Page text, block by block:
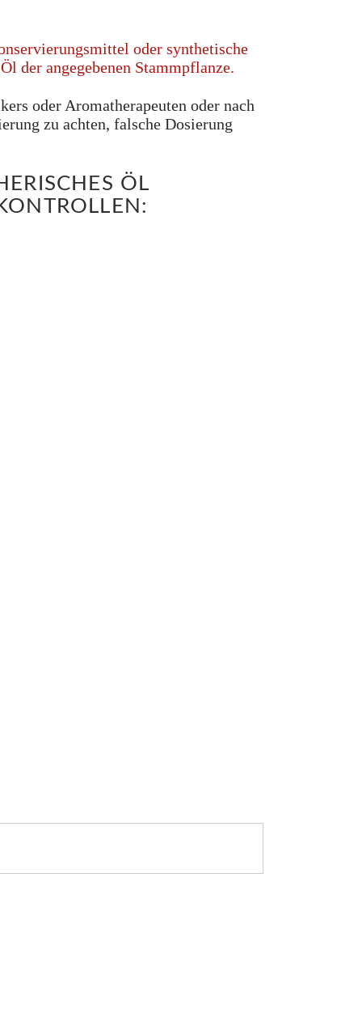
oder synthetische
der angegebenen Stammpflanze.
oder Aromatherapeuten oder nach
zu achten, falsche Dosierung
ÖL